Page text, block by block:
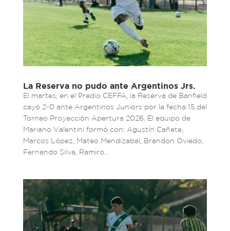
La Reserva no pudo ante Argentinos Jrs.
El martes, en el Predio CEFFA, la Reserva de Banfield
cayó 2-0 ante Argentinos Juniors por la fecha 15 del
Torneo Proyección Apertura 2026. El equipo de
Mariano Valentini formó con: Agustín Cañete,
Marcos López, Mateo Mendizabal, Brandon Oviedo,
Fernando Silva, Ramiro...